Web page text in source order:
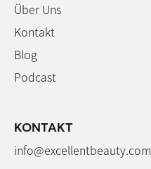
Über Uns
Kontakt
Blog
Podcast
KONTAKT
info@excellentbeauty.com